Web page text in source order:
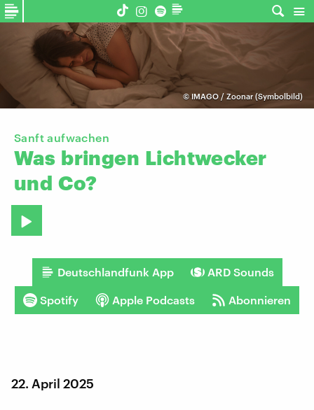
©IMAGO / Zoonar (Symbolbild)
Sanft aufwachen
Was bringen Lichtwecker
und Co?
Deutschlandfunk App ARD Sounds
Spotify Apple Podcasts Abonnieren
22. April 2025